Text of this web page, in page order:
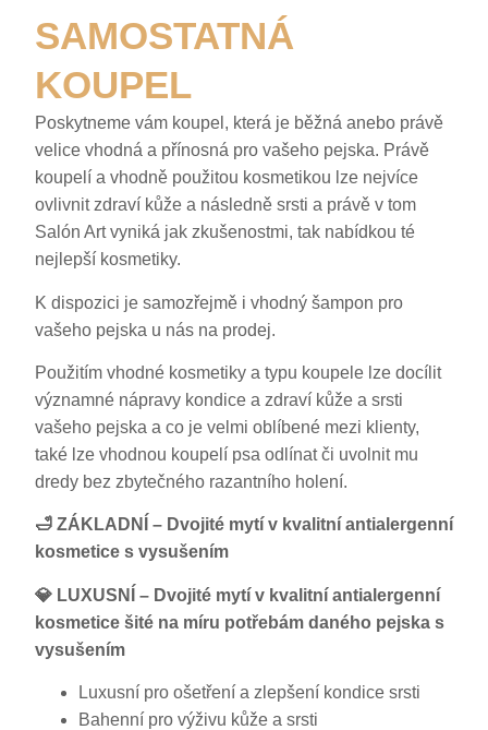
SAMOSTATNÁ
KOUPEL
Poskytneme vám koupel, která je běžná anebo právě
velice vhodná a přínosná pro vašeho pejska. Právě
koupelí a vhodně použitou kosmetikou lze nejvíce
ovlivnit zdraví kůže a následně srsti a právě v tom
Salón Art vyniká jak zkušenostmi, tak nabídkou té
nejlepší kosmetiky.
K dispozici je samozřejmě i vhodný šampon pro
vašeho pejska u nás na prodej.
Použitím vhodné kosmetiky a typu koupele lze docílit
významné nápravy kondice a zdraví kůže a srsti
vašeho pejska a co je velmi oblíbené mezi klienty,
také lze vhodnou koupelí psa odlínat či uvolnit mu
dredy bez zbytečného razantního holení.
🛁 ZÁKLADNÍ – Dvojité mytí v kvalitní antialergenní
kosmetice s vysušením
💎 LUXUSNÍ – Dvojité mytí v kvalitní antialergenní
kosmetice šité na míru potřebám daného pejska s
vysušením
Luxusní pro ošetření a zlepšení kondice srsti
Bahenní pro výživu kůže a srsti